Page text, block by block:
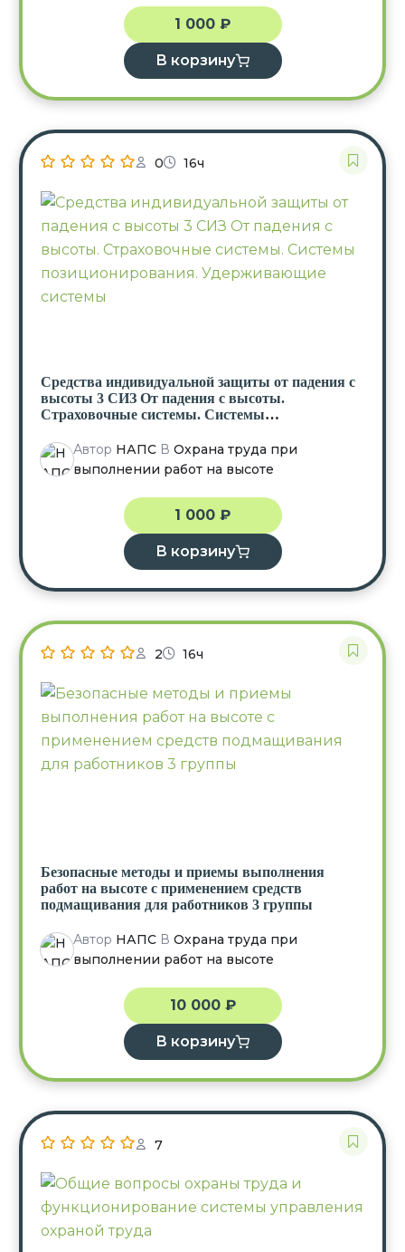
1 000 ₽
В корзину
0 16ч
Средства индивидуальной защиты от падения с
высоты 3 СИЗ От падения с высоты.
Страховочные системы. Системы
Автор НАПСВ Охрана труда при
выполнении работ на высоте
1 000 ₽
В корзину
2 16ч
Безопасные методы и приемы выполнения
работ на высоте с применением средств
подмащивания для работников 3 группы
Автор НАПСВ Охрана труда при
выполнении работ на высоте
10 000 ₽
В корзину
7